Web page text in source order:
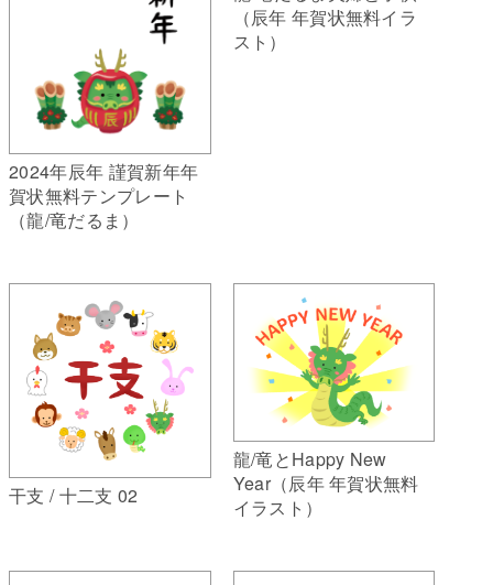
2024年辰年 謹賀新年年
賀状無料テンプレート
（龍/竜だるま）
（辰年 年賀状無料イラ
スト）
干支 / 十二支 02
龍/竜とHappy New
Year（辰年 年賀状無料
イラスト）